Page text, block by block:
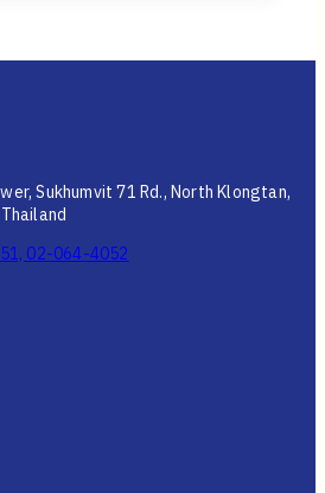
Sukhumvit 71 Rd., North Klongtan,
02-064-4052